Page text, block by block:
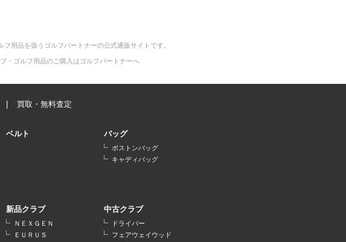
用品を扱うゴルフパートナーの公式通販サイトです。
・ゴルフ用品のご購入はゴルフパートナーへ
買取・無料査定
ベルト バッグ
ボストンバッグ
キャディバッグ
新品クラブ
ＮＥＸＧＥＮ
ＥＵＲＵＳ
中古クラブ
ドライバー
フェアウェイウッド